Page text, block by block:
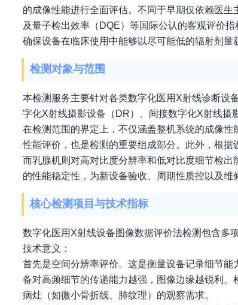
的成像性能进行全面评估。不同于早期仅依赖医
及量子检出效率（DQE）等国际公认的客观评价
确保设备在临床使用中能够以尽可能低的辐射剂量
检测对象与范围
本检测服务主要针对各类数字化医用X射线诊断设
字化X射线摄影设备（DR）、间接数字化X射线摄
在检测范围的界定上，不仅涵盖整机系统的成像
性能评价，也是检测的重要组成部分。此外，根
而乳腺机则对高对比度分辨率和低对比度细节检
的性能稳定性，为新设备验收、周期性质控以及维
核心检测项目与技术指标
数字化医用X射线设备图像数据评价法检测包含多
技术意义：
首先是空间分辨率评价。这是衡量设备记录细节
备对高频细节的传递能力越强，图像边缘越锐利
病灶（如微小骨折线、肺纹理）的观察需求。